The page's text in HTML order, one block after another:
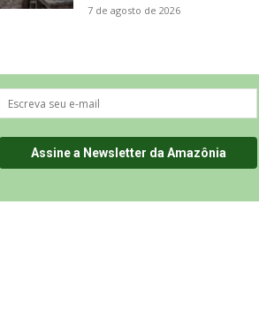
7 de agosto de 2026